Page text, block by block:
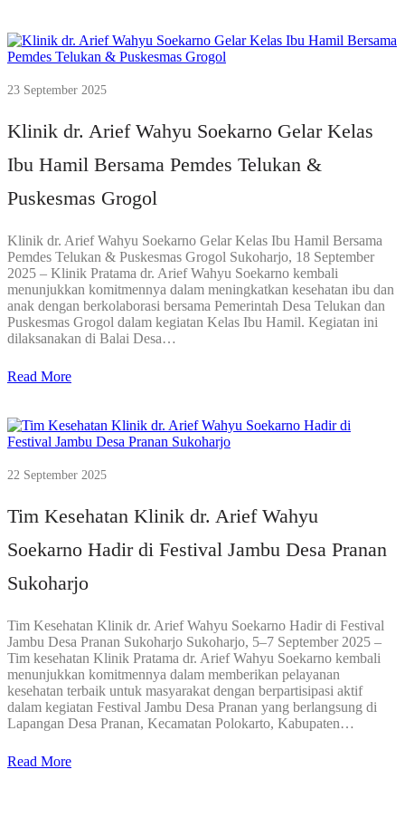
23 September 2025
Klinik dr. Arief Wahyu Soekarno Gelar Kelas
Ibu Hamil Bersama Pemdes Telukan &
Puskesmas Grogol
Klinik dr. Arief Wahyu Soekarno Gelar Kelas Ibu Hamil Bersama
Pemdes Telukan & Puskesmas Grogol Sukoharjo, 18 September
2025 – Klinik Pratama dr. Arief Wahyu Soekarno kembali
menunjukkan komitmennya dalam meningkatkan kesehatan ibu dan
anak dengan berkolaborasi bersama Pemerintah Desa Telukan dan
Puskesmas Grogol dalam kegiatan Kelas Ibu Hamil. Kegiatan ini
dilaksanakan di Balai Desa…
Read More
22 September 2025
Tim Kesehatan Klinik dr. Arief Wahyu
Soekarno Hadir di Festival Jambu Desa Pranan
Sukoharjo
Tim Kesehatan Klinik dr. Arief Wahyu Soekarno Hadir di Festival
Jambu Desa Pranan Sukoharjo Sukoharjo, 5–7 September 2025 –
Tim kesehatan Klinik Pratama dr. Arief Wahyu Soekarno kembali
menunjukkan komitmennya dalam memberikan pelayanan
kesehatan terbaik untuk masyarakat dengan berpartisipasi aktif
dalam kegiatan Festival Jambu Desa Pranan yang berlangsung di
Lapangan Desa Pranan, Kecamatan Polokarto, Kabupaten…
Read More